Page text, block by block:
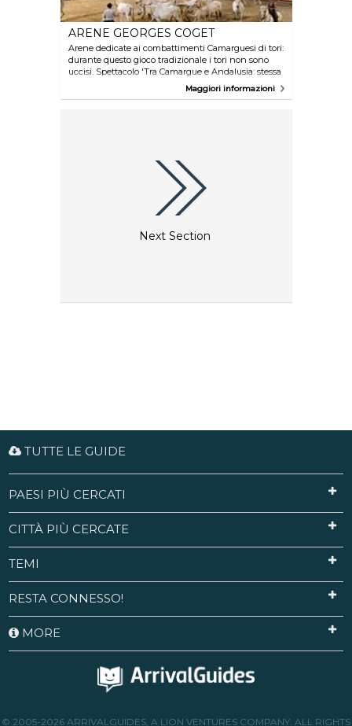
ARENE GEORGES COGET
Arene dedicate ai combattimenti Camarguesi di tori:
durante questo gioco tradizionale i tori non sono
uccisi. Spettacolo 'Tra Camargue e Andalusia: stessa
passione' il giovedi' alle 17. Toro piscina (gioco con
mucche o tori e una piscina) ogni lunedi' e venerdi'
Maggiori informazioni
Next Section
TUTTE LE GUIDE
PAESI PIÙ CERCATI
CITTÀ PIÙ CERCATE
TEMI
RESTA CONNESSO!
MORE
© 2005-2026 ARRIVALGUIDES, A LION VENTURES COMPANY. ALL RIGHTS